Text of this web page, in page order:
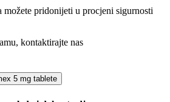
pridonijeti u procjeni sigurnosti
kontaktirajte nas
5 mg tablete